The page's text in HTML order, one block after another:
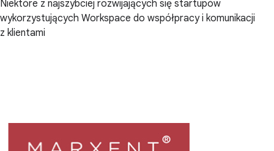
Niektóre z najszybciej rozwijających się startupów
wykorzystujących Workspace do współpracy i komunikacji
z klientami